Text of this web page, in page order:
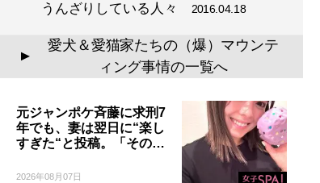
うんざりしている人々 2016.04.18
▲
愛犬＆愛猫家たちの（爆）マウンテ
ィング事情の一覧へ
元ジャンポケ斉藤に求刑7
年でも、妻は翌日に“楽し
すぎた“と投稿。「その…
2026年08月07日